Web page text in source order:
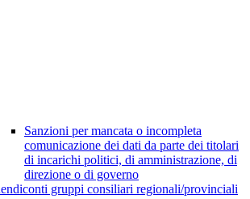
Sanzioni per mancata o incompleta
comunicazione dei dati da parte dei titolari
di incarichi politici, di amministrazione, di
direzione o di governo
gruppi consiliari regionali/provinciali